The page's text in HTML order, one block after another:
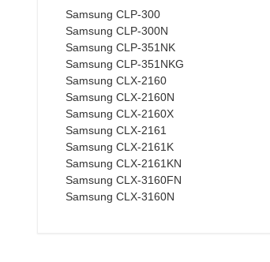
imágenes
Samsung CLP-300
Samsung CLP-300N
Samsung CLP-351NK
Samsung CLP-351NKG
Samsung CLX-2160
Samsung CLX-2160N
Samsung CLX-2160X
Samsung CLX-2161
Samsung CLX-2161K
Samsung CLX-2161KN
Samsung CLX-3160FN
Samsung CLX-3160N